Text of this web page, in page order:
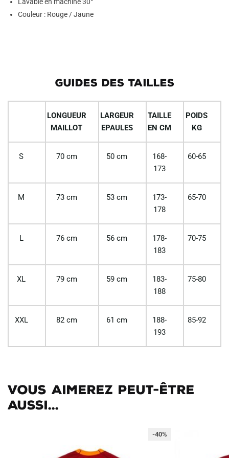
Couleur : Rouge / Jaune
GUIDES DES TAILLES
LONGUEUR
MAILLOT
LARGEUR
EPAULES
TAILLE
EN CM
POIDS
KG
S 70 cm 50 cm
168-
173
60-65
M 73 cm 53 cm
173-
178
65-70
L 76 cm 56 cm
178-
183
70-75
XL 79 cm 59 cm
183-
188
75-80
XXL 82 cm 61 cm
188-
193
85-92
Vous aimerez peut-être
aussi...
-40%